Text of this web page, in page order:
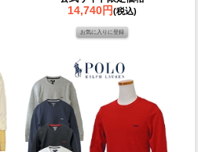
14,740円(税込)